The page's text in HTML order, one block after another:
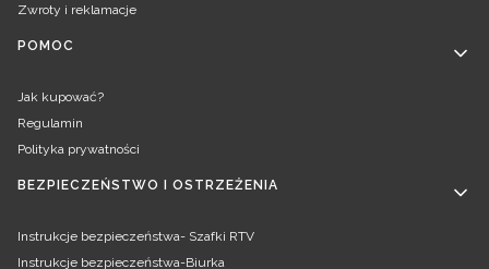
Zwroty i reklamacje
POMOC
Jak kupować?
Regulamin
Polityka prywatności
BEZPIECZEŃSTWO I OSTRZEŻENIA
Instrukcje bezpieczeństwa- Szafki RTV
Instrukcje bezpieczeństwa-Biurka